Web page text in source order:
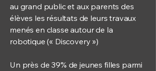
au grand public et aux parents des
élèves les résultats de leurs travaux
menés en classe autour de la
robotique (« Discovery »)
Un près de 39% de jeunes filles parmi